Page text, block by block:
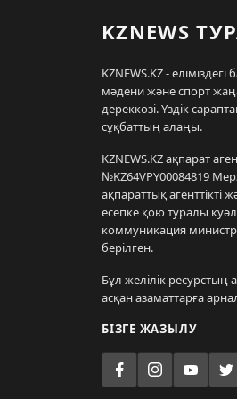
KZNEWS
KZNEWS.KZ -
мәдени және спорт
дереккөзі. Үздік
сұқбаттың алаңы.
KZNEWS.KZ ақпарат
№KZ64VPY00084819
ақпараттық агенттікті
есепке қою туралы
коммуникация
берілген.
Бұл желілік ресурстың
асқан азаматтарға
БІЗГЕ ЖАЗЫЛУ